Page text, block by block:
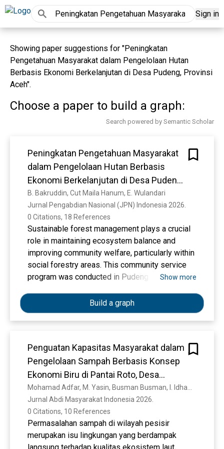
Sign in
Showing paper suggestions for "Peningkatan
Pengetahuan Masyarakat dalam Pengelolaan Hutan
Berbasis Ekonomi Berkelanjutan di Desa Pudeng, Provinsi
Aceh".
Choose a paper to build a graph:
Search powered by Semantic Scholar
Peningkatan Pengetahuan Masyarakat
dalam Pengelolaan Hutan Berbasis
Ekonomi Berkelanjutan di Desa Pudeng,
Provinsi Aceh
B. Bakruddin, Cut Maila Hanum, E. Wulandari
Jurnal Pengabdian Nasional (JPN) Indonesia 2026.
0 Citations, 18 References
Sustainable forest management plays a crucial
role in maintaining ecosystem balance and
improving community welfare, particularly within
social forestry areas. This community service
program was conducted in Pudeng Village, Aceh
Forest (HKm) permit managed by the Tuah Sejati
(KTH). The program aimed to enhance
community knowledge regarding social forestry
and community-based ecotourism. Evaluation
was carried out using a pre-test and post-test
instrument consisting of eight multiple-choice
questions, completed by 18 participants. The
results indicate an increase in the average
understanding level from 59.85% in the pre-test
to 68.88% in the post-test, with the highest
improvement observed in ecotourism-related
topics (+23.53%) and ecotourism principles
Show more
Build a graph
Penguatan Kapasitas Masyarakat dalam
Pengelolaan Sampah Berbasis Konsep
Ekonomi Biru di Pantai Roto, Desa
Labuan, Kabupaten Donggala, Provinsi
Sulawesi Tengah
Jurnal Abdi Masyarakat Indonesia 2026.
0 Citations, 10 References
Permasalahan sampah di wilayah pesisir
merupakan isu lingkungan yang berdampak